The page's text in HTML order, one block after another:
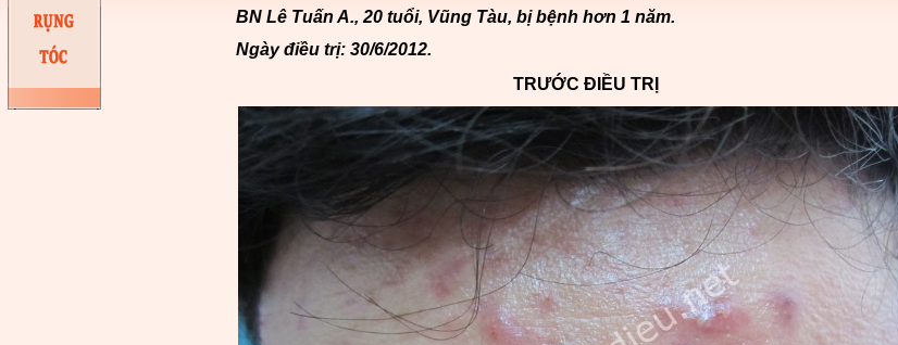
BN Lê Tuấn A., 20 tuổi, Vũng Tàu, bị bệnh hơn 1 năm.
Ngày điều trị: 30/6/2012.
TRƯỚC ĐIỀU TRỊ